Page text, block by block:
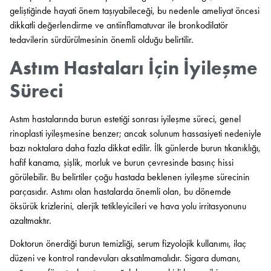
geliştiğinde hayati önem taşıyabileceği, bu nedenle ameliyat öncesi
dikkatli değerlendirme ve antiinflamatuvar ile bronkodilatör
tedavilerin sürdürülmesinin önemli olduğu belirtilir.
Astım Hastaları İçin İyileşme
Süreci
Astım hastalarında burun estetiği sonrası iyileşme süreci, genel
rinoplasti iyileşmesine benzer; ancak solunum hassasiyeti nedeniyle
bazı noktalara daha fazla dikkat edilir. İlk günlerde burun tıkanıklığı,
hafif kanama, şişlik, morluk ve burun çevresinde basınç hissi
görülebilir. Bu belirtiler çoğu hastada beklenen iyileşme sürecinin
parçasıdır. Astımı olan hastalarda önemli olan, bu dönemde
öksürük krizlerini, alerjik tetikleyicileri ve hava yolu irritasyonunu
azaltmaktır.
Doktorun önerdiği burun temizliği, serum fizyolojik kullanımı, ilaç
düzeni ve kontrol randevuları aksatılmamalıdır. Sigara dumanı,